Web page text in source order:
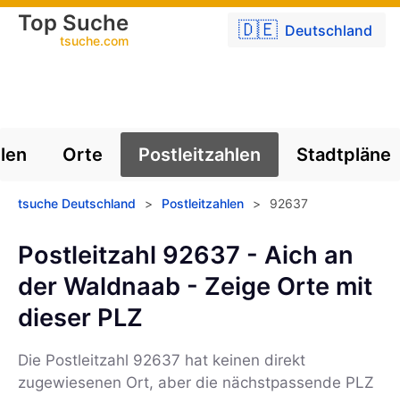
🇩🇪 Deutschland
Top Suche
tsuche.com
Orte Postleitzahlen Stadtpläne
tsuche Deutschland > Postleitzahlen > 92637
Postleitzahl 92637 - Aich an
der Waldnaab - Zeige Orte mit
dieser PLZ
Die Postleitzahl 92637 hat keinen direkt
zugewiesenen Ort, aber die nächstpassende PLZ